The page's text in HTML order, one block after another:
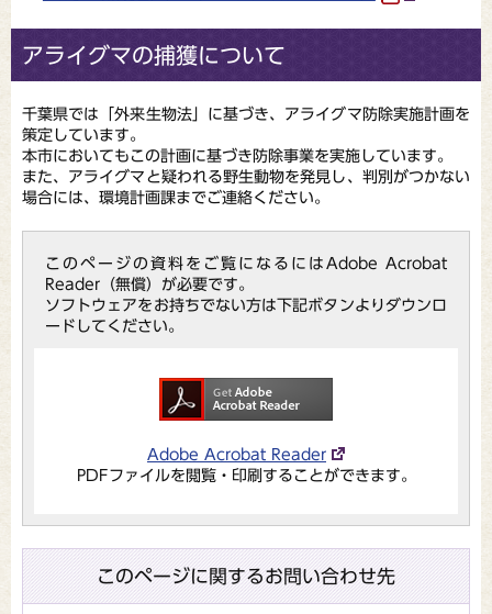
アライグマの捕獲について
千葉県では「外来生物法」に基づき、アライグマ防除実施計画を
策定しています。
本市においてもこの計画に基づき防除事業を実施しています。
また、アライグマと疑われる野生動物を発見し、判別がつかない
場合には、環境計画課までご連絡ください。
このページの資料をご覧になるにはAdobe Acrobat
Reader（無償）が必要です。
ソフトウェアをお持ちでない方は下記ボタンよりダウンロ
ードしてください。
Adobe Acrobat Reader
PDFファイルを閲覧・印刷することができます。
このページに関するお問い合わせ先